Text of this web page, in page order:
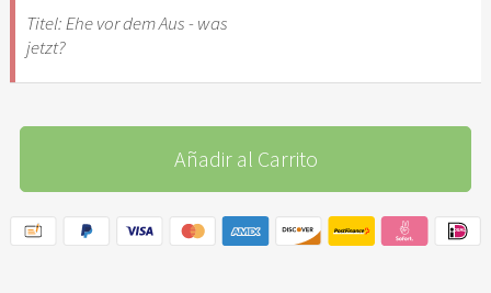
Titel: Ehe vor dem Aus - was
jetzt?
Añadir al Carrito